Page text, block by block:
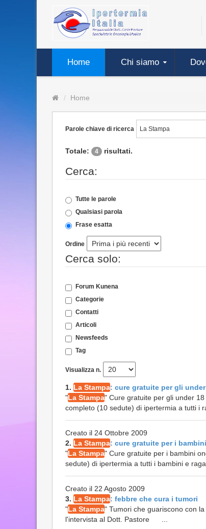
Home Chi siamo
Home
Parole chiave di ricerca
Totale: 4 risultati.
Cerca:
Tutte le parole
Qualsiasi parola
Frase esatta
Ordine
Cerca solo:
Forum Kunena
Categorie
Contatti
Articoli
Newsfeeds
Tag
Visualizza n.
1. La Stampa: cure gratuite per gli
"La Stampa" Cure gratuite per gli under
completo (10 sedute) di ipertermia a tutti i
Creato il 24 Ottobre 2009
2. La Stampa: cure gratuite per i bambini
"La Stampa" Cure gratuite per i bambini
sedute) di ipertermia a tutti i bambini e
Creato il 22 Agosto 2009
3. La Stampa: febbre che cura i tumori
"La Stampa" Tumori che guariscono con
l'intervista al Dott. Pastore ...